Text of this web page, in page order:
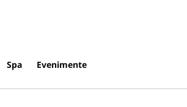
Spa Evenimente